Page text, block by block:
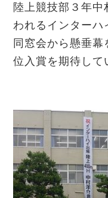
陸上競技部３年
われるインター
同窓会から懸垂
位入賞を期待して